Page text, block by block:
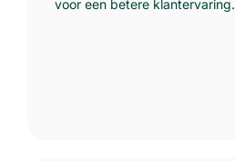
voor een betere klantervaring.